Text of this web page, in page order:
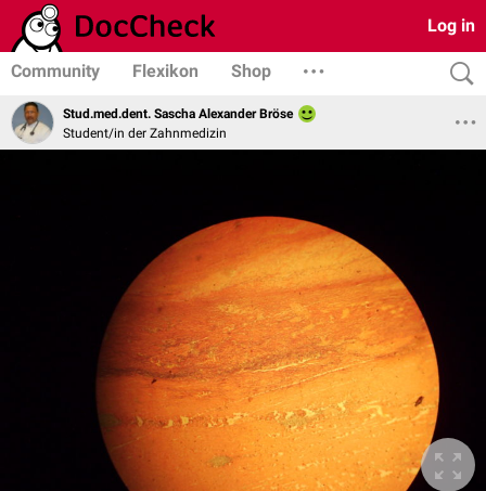
Log in
Community Flexikon Shop
Stud.med.dent. Sascha Alexander Bröse
Student/in der Zahnmedizin